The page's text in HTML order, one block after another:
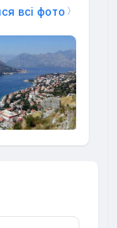
всі фото